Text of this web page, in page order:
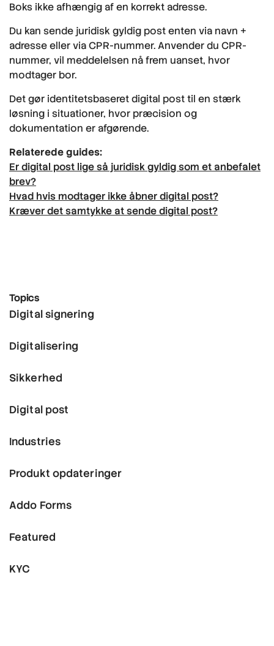
Boks ikke afhængig af en korrekt adresse.
Du kan sende juridisk gyldig post enten via navn +
adresse eller via CPR-nummer. Anvender du CPR-
nummer, vil meddelelsen nå frem uanset, hvor
modtager bor.
Det gør identitetsbaseret digital post til en stærk
løsning i situationer, hvor præcision og
dokumentation er afgørende.
Relaterede guides:
Er digital post lige så juridisk gyldig som et anbefalet
brev?
Hvad hvis modtager ikke åbner digital post?
Kræver det samtykke at sende digital post?
Topics
Digital signering
Digitalisering
Sikkerhed
Digital post
Industries
Produkt opdateringer
Addo Forms
Featured
KYC